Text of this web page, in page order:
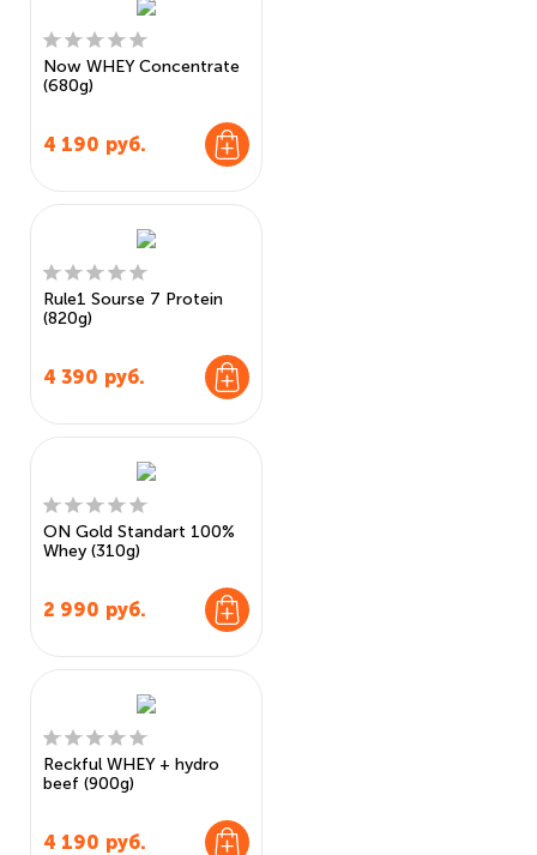
Now WHEY Concentrate
(680g)
4 190 руб.
Rule1 Sourse 7 Protein
(820g)
4 390 руб.
ON Gold Standart 100%
Whey (310g)
2 990 руб.
Reckful WHEY + hydro
beef (900g)
4 190 руб.